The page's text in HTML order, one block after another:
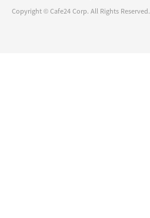
Copyright © Cafe24 Corp. All Rights Reserved.